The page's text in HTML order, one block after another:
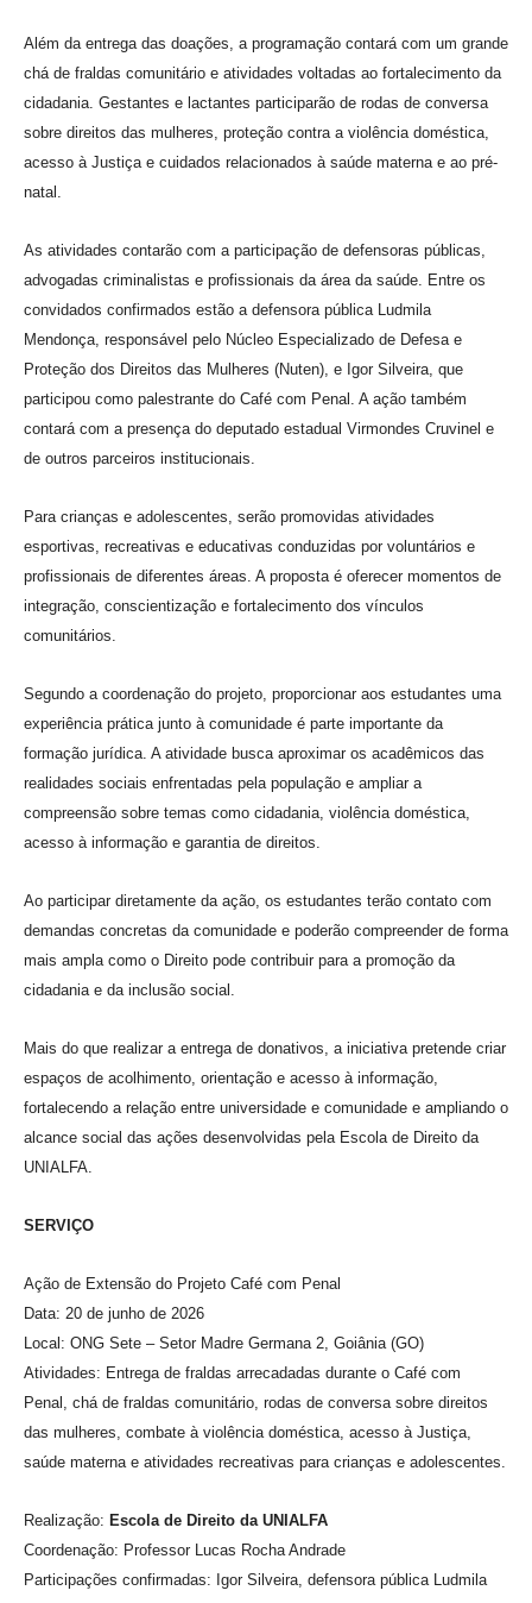
Além da entrega das doações, a programação contará com um grande
chá de fraldas comunitário e atividades voltadas ao fortalecimento da
cidadania. Gestantes e lactantes participarão de rodas de conversa
sobre direitos das mulheres, proteção contra a violência doméstica,
acesso à Justiça e cuidados relacionados à saúde materna e ao pré-
natal.
As atividades contarão com a participação de defensoras públicas,
advogadas criminalistas e profissionais da área da saúde. Entre os
convidados confirmados estão a defensora pública Ludmila
Mendonça, responsável pelo Núcleo Especializado de Defesa e
Proteção dos Direitos das Mulheres (Nuten), e Igor Silveira, que
participou como palestrante do Café com Penal. A ação também
contará com a presença do deputado estadual Virmondes Cruvinel e
de outros parceiros institucionais.
Para crianças e adolescentes, serão promovidas atividades
esportivas, recreativas e educativas conduzidas por voluntários e
profissionais de diferentes áreas. A proposta é oferecer momentos de
integração, conscientização e fortalecimento dos vínculos
comunitários.
Segundo a coordenação do projeto, proporcionar aos estudantes uma
experiência prática junto à comunidade é parte importante da
formação jurídica. A atividade busca aproximar os acadêmicos das
realidades sociais enfrentadas pela população e ampliar a
compreensão sobre temas como cidadania, violência doméstica,
acesso à informação e garantia de direitos.
Ao participar diretamente da ação, os estudantes terão contato com
demandas concretas da comunidade e poderão compreender de forma
mais ampla como o Direito pode contribuir para a promoção da
cidadania e da inclusão social.
Mais do que realizar a entrega de donativos, a iniciativa pretende criar
espaços de acolhimento, orientação e acesso à informação,
fortalecendo a relação entre universidade e comunidade e ampliando o
alcance social das ações desenvolvidas pela Escola de Direito da
UN IALFA
SERVIÇO
Ação de Extensão do Projeto Café com Penal
Data: 20 de junho de 2026
Local: ONG Sete – Setor Madre Germana 2, Goiânia (GO)
Atividades: Entrega de fraldas arrecadadas durante o Café com
Penal, chá de fraldas comunitário, rodas de conversa sobre direitos
das mulheres, combate à violência doméstica, acesso à Justiça,
saúde materna e atividades recreativas para crianças e adolescentes.
Realização: Escola de Direito da UNIALFA
Coordenação: Professor Lucas Rocha Andrade
Participações confirmadas: Igor Silveira, defensora pública Ludmila